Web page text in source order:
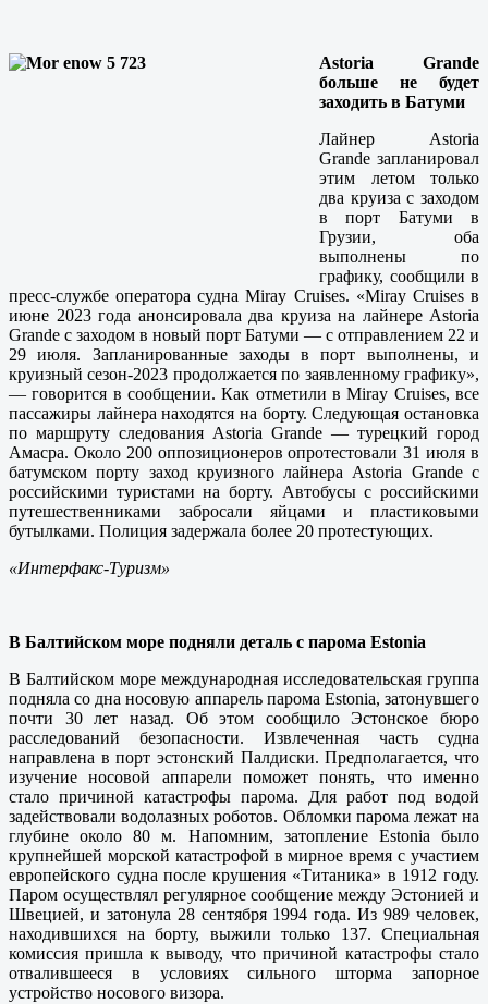
Astoria Grande
больше не будет
заходить в Батуми
Лайнер Astoria
Grande запланировал
этим летом только
два круиза с заходом
в порт Батуми в
Грузии, оба
выполнены по
графику, сообщили в
пресс-службе оператора судна Miray Cruises. «Miray Cruises в
июне 2023 года анонсировала два круиза на лайнере Astoria
Grande с заходом в новый порт Батуми — с отправлением 22 и
29 июля. Запланированные заходы в порт выполнены, и
круизный сезон-2023 продолжается по заявленному графику»,
— говорится в сообщении. Как отметили в Miray Cruises, все
пассажиры лайнера находятся на борту. Следующая остановка
по маршруту следования Astoria Grande — турецкий город
Амасра. Около 200 оппозиционеров опротестовали 31 июля в
батумском порту заход круизного лайнера Astoria Grande с
российскими туристами на борту. Автобусы с российскими
путешественниками забросали яйцами и пластиковыми
бутылками. Полиция задержала более 20 протестующих.
«Интерфакс-Туризм»
В Балтийском море подняли деталь с парома Estonia
В Балтийском море международная исследовательская группа
подняла со дна носовую аппарель парома Estonia, затонувшего
почти 30 лет назад. Об этом сообщило Эстонское бюро
расследований безопасности. Извлеченная часть судна
направлена в порт эстонский Палдиски. Предполагается, что
изучение носовой аппарели поможет понять, что именно
стало причиной катастрофы парома. Для работ под водой
задействовали водолазных роботов. Обломки парома лежат на
глубине около 80 м. Напомним, затопление Estonia было
крупнейшей морской катастрофой в мирное время с участием
европейского судна после крушения «Титаника» в 1912 году.
Паром осуществлял регулярное сообщение между Эстонией и
Швецией, и затонула 28 сентября 1994 года. Из 989 человек,
находившихся на борту, выжили только 137. Специальная
комиссия пришла к выводу, что причиной катастрофы стало
отвалившееся в условиях сильного шторма запорное
устройство носового визора.